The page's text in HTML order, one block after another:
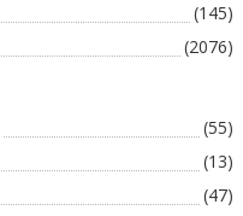
(145)
(2076)
(55)
(13)
(47)